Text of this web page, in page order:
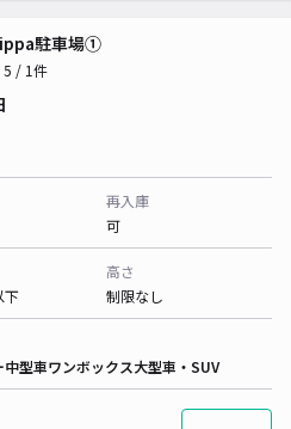
駐車場①
5 / 1件
再入庫
可
下
高さ
制限なし
中型車ワンボックス大型車・SUV